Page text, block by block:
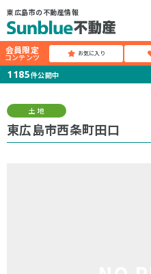
東広島市の不動産情報
会員限定
コンテンツ お気に入り
1185件公開中
土地
東広島市西条町田口